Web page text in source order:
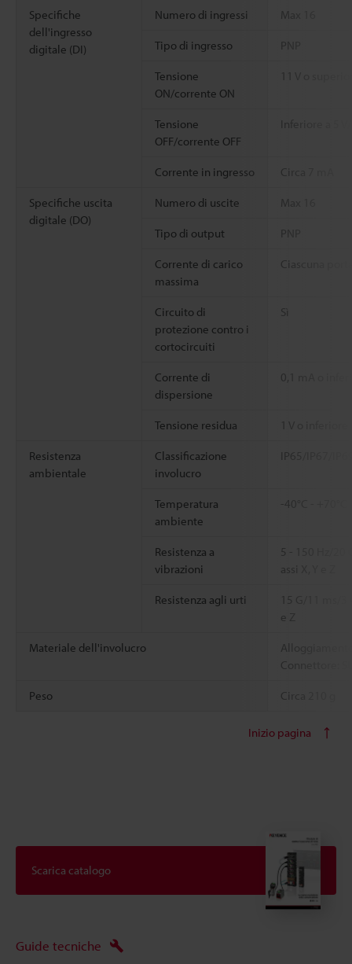
Specifiche
dell'ingresso
digitale (DI)
Numero di ingressi Max 16
Tipo di ingresso PNP
Tensione
ON/corrente ON
Tensione
OFF/corrente OFF
Corrente in ingresso Circa 7 mA
Specifiche uscita
digitale (DO)
Numero di uscite Max 16
Tipo di output PNP
Corrente di carico
massima
Ciascuna
Circuito di
protezione contro i
cortocircuiti
Sì
Corrente di
dispersione
0,1 mA o
Tensione residua
Resistenza
ambientale
Classificazione
involucro
IP65/IP67/
Temperatura
ambiente
-40°C - +70°C
Resistenza a
vibrazioni
5 - 150 Hz/20
assi X, Y e Z
Resistenza agli urti
e Z
Materiale dell'involucro
Connettore:
Peso Circa 210 g
Inizio pagina
Scarica catalogo
Guide tecniche